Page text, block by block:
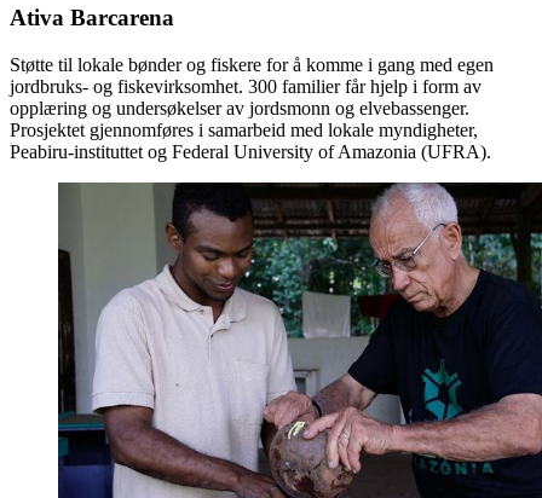
Ativa Barcarena
Støtte til lokale bønder og fiskere for å komme i gang med egen
jordbruks- og fiskevirksomhet. 300 familier får hjelp i form av
opplæring og undersøkelser av jordsmonn og elvebassenger.
Prosjektet gjennomføres i samarbeid med lokale myndigheter,
Peabiru-instituttet og Federal University of Amazonia (UFRA).